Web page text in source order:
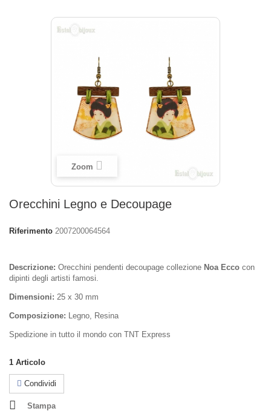
Zoom
Orecchini Legno e Decoupage
Riferimento 2007200064564
Descrizione: Orecchini pendenti decoupage collezione Noa Ecco con
dipinti degli artisti famosi.
Dimensioni: 25 x 30 mm
Composizione: Legno, Resina
Spedizione in tutto il mondo con TNT Express
1 Articolo
Condividi
Stampa